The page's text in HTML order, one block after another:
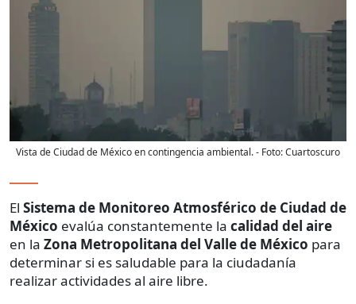
Vista de Ciudad de México en contingencia ambiental.- Foto:Cuartoscuro
El Sistema de Monitoreo Atmosférico de Ciudad de
México evalúa constantemente la calidad del aire
en la Zona Metropolitana del Valle de México para
determinar si es saludable para la ciudadanía
realizar actividades al aire libre.